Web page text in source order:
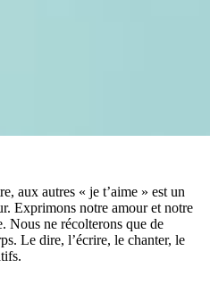
aux autres « je t’aime » est un
Exprimons notre amour et notre
Nous ne récolterons que de
Le dire, l’écrire, le chanter, le